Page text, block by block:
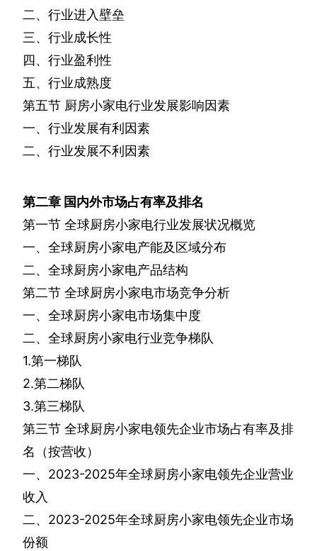
二、行业进入壁垒
三、行业成长性
四、行业盈利性
五、行业成熟度
第五节 厨房小家电行业发展影响因素
一、行业发展有利因素
二、行业发展不利因素
第二章 国内外市场占有率及排名
第一节 全球厨房小家电行业发展状况概览
一、全球厨房小家电产能及区域分布
二、全球厨房小家电产品结构
第二节 全球厨房小家电市场竞争分析
一、全球厨房小家电市场集中度
二、全球厨房小家电行业竞争梯队
1.第一梯队
2.第二梯队
3.第三梯队
第三节 全球厨房小家电领先企业市场占有率及排
名（按营收）
一、 2023-2025年全球厨房小家电领先企业营业
收入
二、 2023-2025年全球厨房小家电领先企业市场
份额